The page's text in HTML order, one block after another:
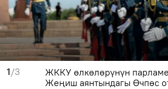
1/3
ЖККУ өлкөлөрүнүн
Жеңиш аянтындагы Өчпөс